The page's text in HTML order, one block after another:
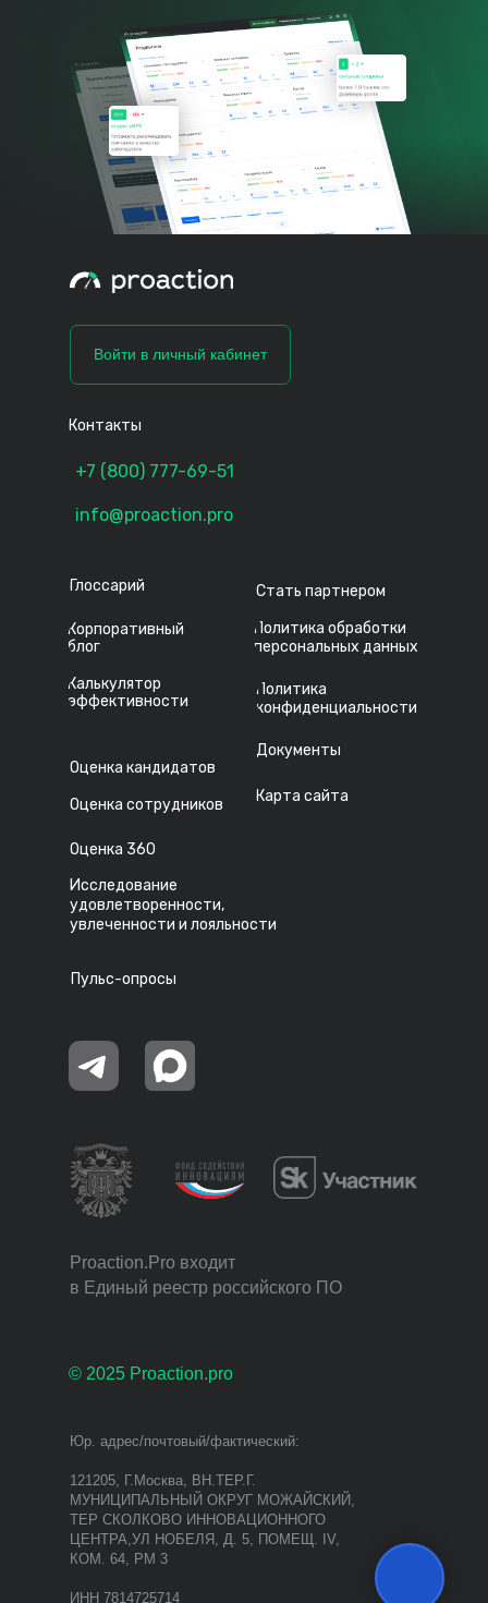
© 2025 Proaction.pro
Войти в личный кабинет
Оценка кандидатов
Политика
конфиденциальности
Документы
Карта сайта
Оценка сотрудников
Стать партнером
Оценка 360
Исследование
удовлетворенности,
увлеченности и лояльности
Пульс-опросы
Корпоративный
блог
Калькулятор
эффективности
+7 (800) 777-69-51
info@proaction.pro
Политика обработки
персональных данных
Proaction.Pro входит
в Единый реестр российского ПО
Юр. адрес/почтовый/фактический:
121205, Г.Москва, ВН.ТЕР.Г.
МУНИЦИПАЛЬНЫЙ ОКРУГ МОЖАЙСКИЙ,
ТЕР СКОЛКОВО ИННОВАЦИОННОГО
ЦЕНТРА,УЛ НОБЕЛЯ, Д. 5, ПОМЕЩ. IV,
КОМ. 64, РМ 3
ИНН 7814725714
Глоссарий
Контакты